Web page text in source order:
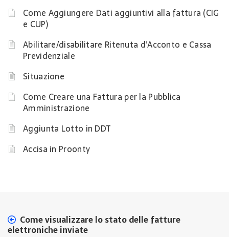
Come Aggiungere Dati aggiuntivi alla fattura (CIG
e CUP)
Abilitare/disabilitare Ritenuta d’Acconto e Cassa
Previdenziale
Situazione
Come Creare una Fattura per la Pubblica
Amministrazione
Aggiunta Lotto in DDT
Accisa in Proonty
Come visualizzare lo stato delle fatture
elettroniche inviate